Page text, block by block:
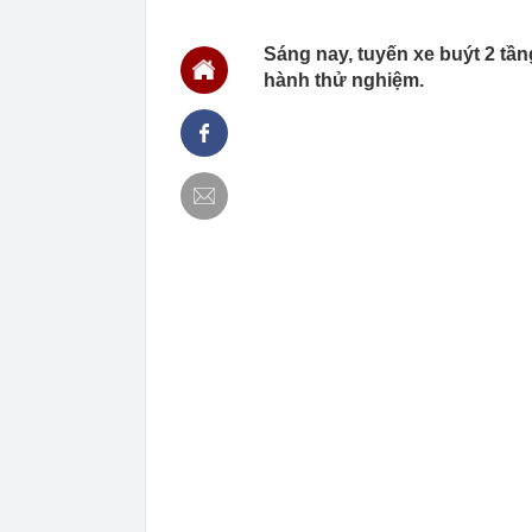
00:01
Nắm trong
5 thỏi vàng
Sáng nay, tuyến xe buýt 2
hành thử nghiệm.